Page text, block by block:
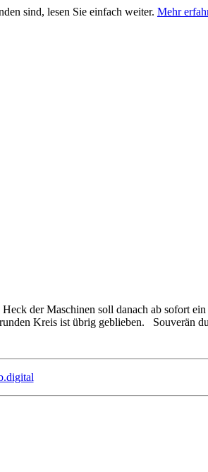
sind, lesen Sie einfach weiter. Mehr
der Maschinen soll danach ab sofort
Kreis ist übrig geblieben. Souverän